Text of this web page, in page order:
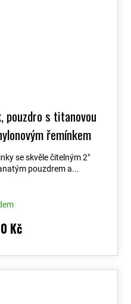
pouzdro s titanovou
řemínkem
02980-02+ možnost
Czech PRO Voucher
se skvěle čitelným 2″
pouzdrem a...
Kč